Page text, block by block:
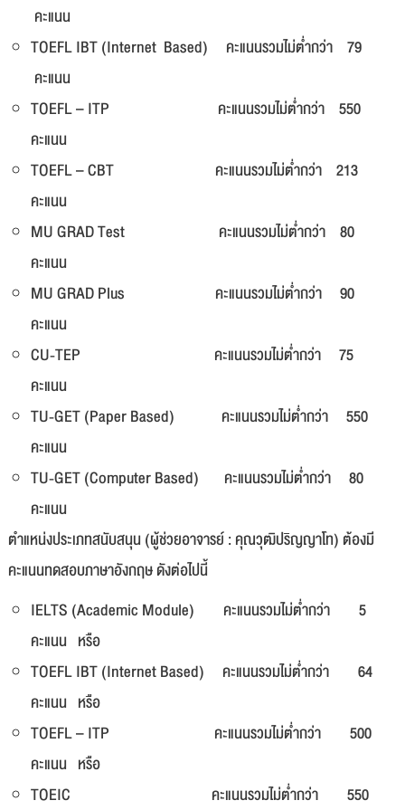
คะแนน
TOEFL IBT (Internet Based) คะแนนรวมไม่ต่ำกว่า 79
คะแนน
TOEFL – ITP คะแนนรวมไม่ต่ำกว่า 550
คะแนน
TOEFL – CBT คะแนนรวมไม่ต่ำกว่า 213
คะแนน
MU GRAD Test คะแนนรวมไม่ต่ำกว่า 80
คะแนน
MU GRAD Plus คะแนนรวมไม่ต่ำกว่า 90
คะแนน
CU-TEP คะแนนรวมไม่ต่ำกว่า 75
คะแนน
TU-GET (Paper Based) คะแนนรวมไม่ต่ำกว่า 550
คะแนน
TU-GET (Computer Based) คะแนนรวมไม่ต่ำกว่า 80
คะแนน
ตำแหน่งประเภทสนับสนุน (ผู้ช่วยอาจารย์ : คุณวุฒิปริญญาโท) ต้องมี
คะแนนทดสอบภาษาอังกฤษ ดังต่อไปนี้
IELTS (Academic Module) คะแนนรวมไม่ต่ำกว่า 5
คะแนน หรือ
TOEFL IBT (Internet Based) คะแนนรวมไม่ต่ำกว่า 64
คะแนน หรือ
TOEFL – ITP คะแนนรวมไม่ต่ำกว่า 500
คะแนน หรือ
TOEIC คะแนนรวมไม่ต่ำกว่า 550